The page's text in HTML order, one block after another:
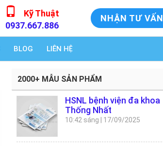
Kỹ Thuật
0937.667.886
NHẬN TƯ VẤN
BLOG LIÊN HỆ
2000+ MẪU SẢN PHẨM
HSNL bệnh viện đa khoa
Thống Nhất
10:42 sáng 17/09/2025